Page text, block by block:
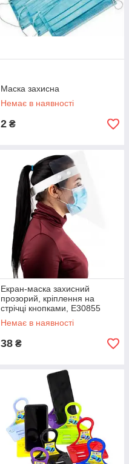
Маска захисна
Немає в наявності
2 ₴
Екран-маска захисний
прозорий, кріплення на
стрічці кнопками, E30855
Немає в наявності
38 ₴